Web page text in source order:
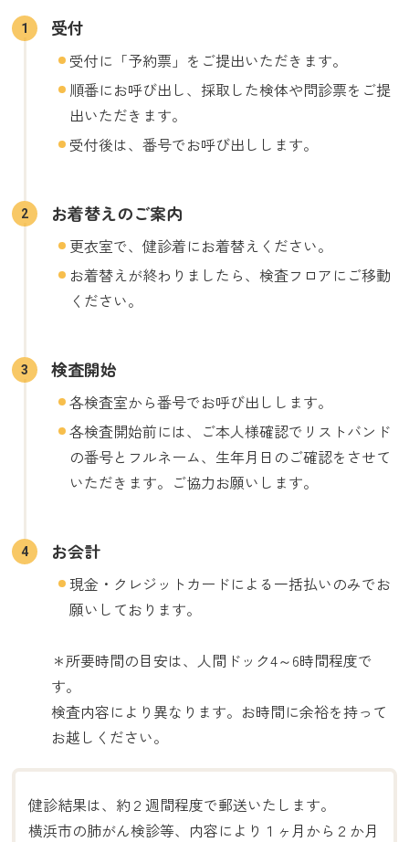
受付
受付に「予約票」をご提出いただきます。
順番にお呼び出し、採取した検体や問診票をご提
出いただきます。
受付後は、番号でお呼び出しします。
お着替えのご案内
更衣室で、健診着にお着替えください。
お着替えが終わりましたら、検査フロアにご移動
ください。
検査開始
各検査室から番号でお呼び出しします。
各検査開始前には、ご本人様確認でリストバンド
の番号とフルネーム、生年月日のご確認をさせて
いただきます。ご協力お願いします。
お会計
現金・クレジットカードによる一括払いのみでお
願いしております。
＊所要時間の目安は、人間ドック4～6時間程度で
す。
検査内容により異なります。お時間に余裕を持って
お越しください。
健診結果は、約２週間程度で郵送いたします。
横浜市の肺がん検診等、内容により１ヶ月から２か月